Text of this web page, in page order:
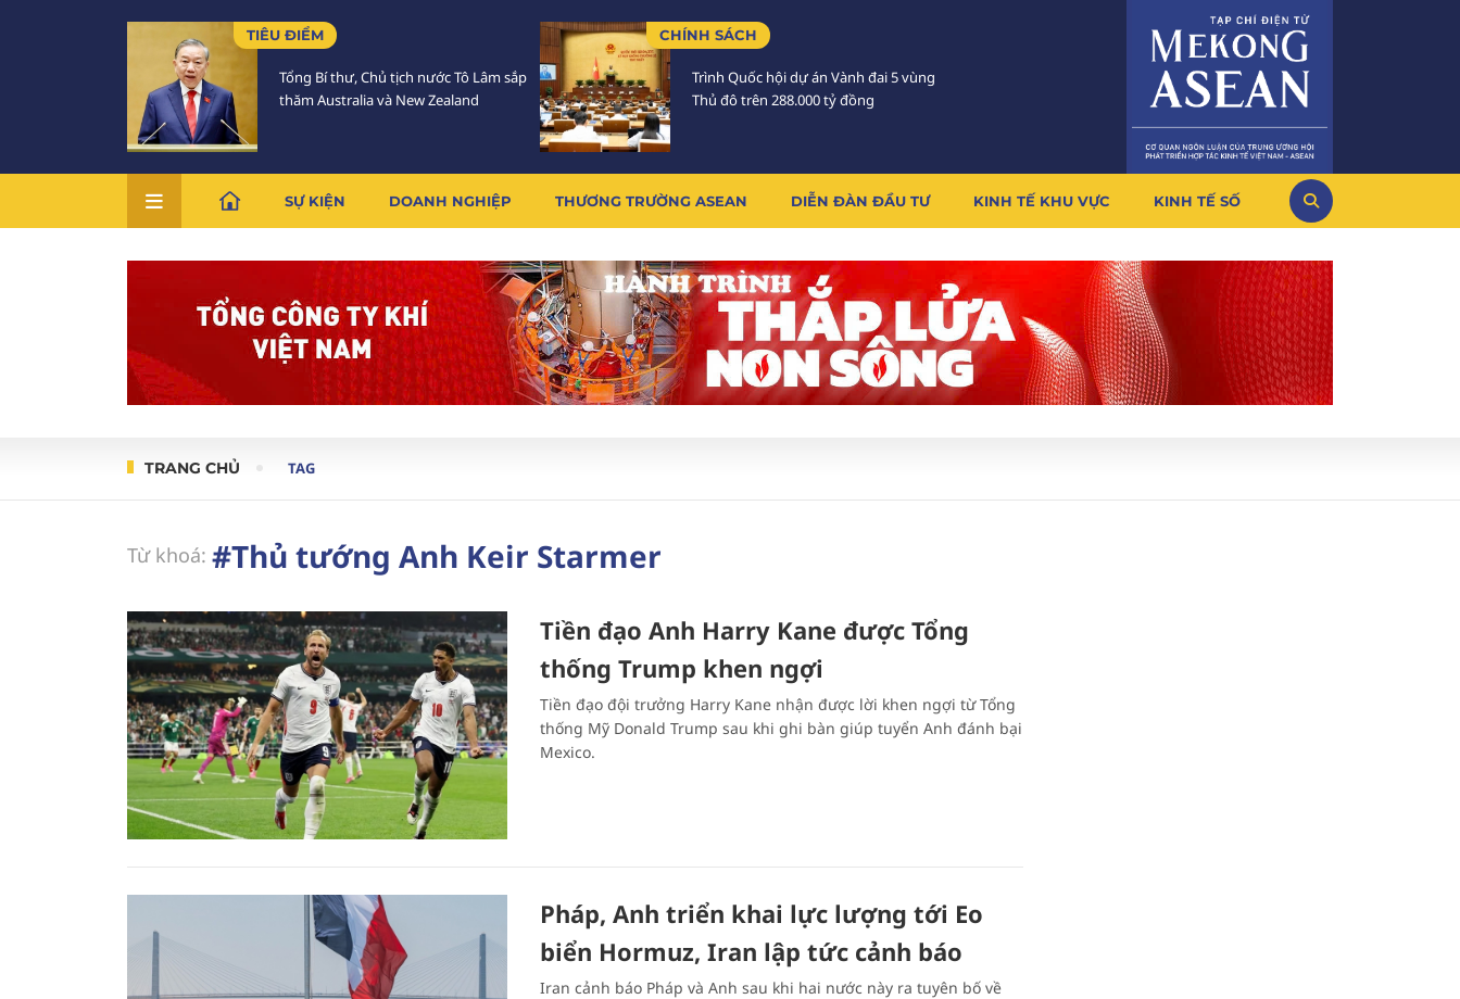
TIÊU ĐIỂM
Tổng Bí thư, Chủ tịch nước Tô Lâm sắp
thăm Australia và New Zealand
CHÍNH SÁCH
Trình Quốc hội dự án Vành đai 5 vùng
Thủ đô trên 288.000 tỷ đồng
SỰ KIỆN DOANH NGHIỆP THƯƠNG TRƯỜNG ASEAN DIỄN ĐÀN ĐẦU TƯ KINH TẾ KHU VỰC KINH TẾ SỐ
TRANG CHỦ TAG
Từ khoá: #Thủ tướng Anh Keir Starmer
Tiền đạo Anh Harry Kane được Tổng
thống Trump khen ngợi
Tiền đạo đội trưởng Harry Kane nhận được lời khen ngợi từ Tổng
thống Mỹ Donald Trump sau khi ghi bàn giúp tuyển Anh đánh bại
Mexico.
Pháp, Anh triển khai lực lượng tới Eo
biển Hormuz, Iran lập tức cảnh báo
Iran cảnh báo Pháp và Anh sau khi hai nước này ra tuyên bố về